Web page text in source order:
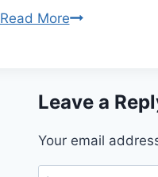
Read MoreAlles
es
nur
noch
Leave a
Your email